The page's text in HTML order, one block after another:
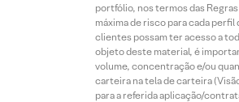
portfólio, nos termos das
máxima de risco para cada
clientes possam ter acesso a
objeto deste material, é
volume, concentração e/ou
carteira na tela de carteira
para a referida aplicação/